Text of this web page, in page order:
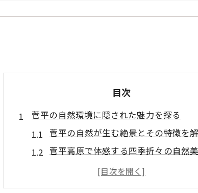
目次
菅平の自然環境に隠された魅力を探る
菅平の自然が生む絶景とその特徴を
菅平高原で体感する四季折々の自然美
菅平の自然環境が育む多彩な動植物の
菅平湿原の魅力と自然観察の楽しみ